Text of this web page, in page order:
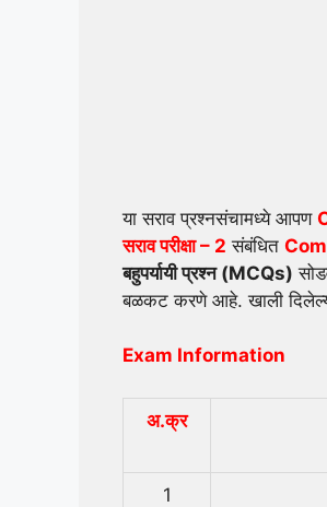
या सराव प्रश्नसंचामध्ये आपण
सराव परीक्षा – 2 संबंधित
बहुपर्यायी प्रश्न (MCQs)
बळकट करणे आहे. खाली दिलेल्या
Exam Information
अ.क्र
1